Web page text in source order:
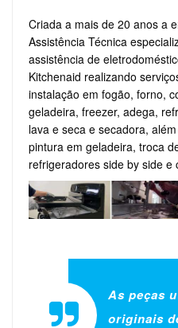
Criada a mais de 20 anos a
Assistência Técnica
assistência de
Kitchenaid realizando
instalação em fogão, forno,
geladeira, freezer, adega,
lava e seca e secadora,
pintura em geladeira, troca
refrigeradores side by side e
As peças
originais